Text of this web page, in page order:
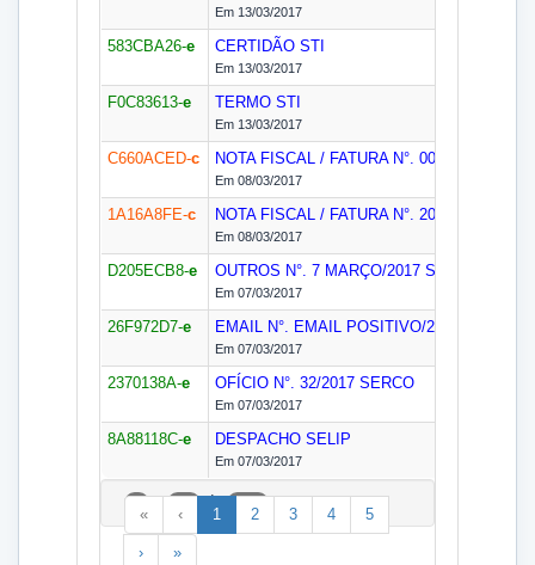
Em 13/03/2017
583CBA26-e CERTIDÃO STI
Em 13/03/2017
F0C83613-e TERMO STI
Em 13/03/2017
C660ACED-c NOTA FISCAL / FATURA N°. 000020421
Em 08/03/2017
1A16A8FE-c NOTA FISCAL / FATURA N°. 20412
Em 08/03/2017
D205ECB8-e OUTROS N°. 7 MARÇO/2017 SERCO
Em 07/03/2017
26F972D7-e EMAIL N°. EMAIL POSITIVO/2017
Em 07/03/2017
2370138A-e OFÍCIO N°. 32/2017 SERCO
Em 07/03/2017
8A88118C-e DESPACHO SELIP
Em 07/03/2017
1 a 25 de 167
« ‹ 1 2 3 4 5
› »